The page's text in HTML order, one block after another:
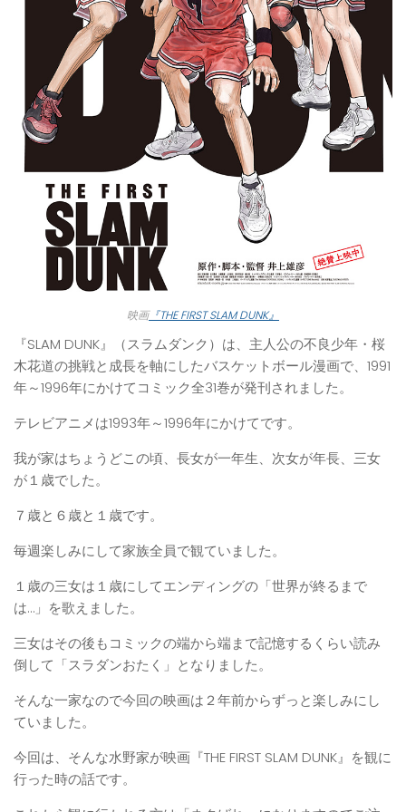
映画『THE FIRST SLAM DUNK』
『SLAM DUNK』（スラムダンク）は、主人公の不良少年・桜
木花道の挑戦と成長を軸にしたバスケットボール漫画で、1991
年～1996年にかけてコミック全31巻が発刊されました。
テレビアニメは1993年～1996年にかけてです。
我が家はちょうどこの頃、長女が一年生、次女が年長、三女
が１歳でした。
７歳と６歳と１歳です。
毎週楽しみにして家族全員で観ていました。
１歳の三女は１歳にしてエンディングの「世界が終るまで
は…」を歌えました。
三女はその後もコミックの端から端まで記憶するくらい読み
倒して「スラダンおたく」となりました。
そんな一家なので今回の映画は２年前からずっと楽しみにし
ていました。
今回は、そんな水野家が映画『THE FIRST SLAM DUNK』を観に
行った時の話です。